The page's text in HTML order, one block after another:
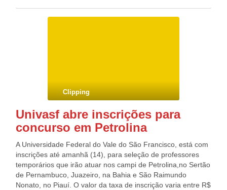
Hotel, local que acontecerá o lançamento. A Van estará
Clipping
Univasf abre inscrições para
concurso em Petrolina
A Universidade Federal do Vale do São Francisco, está com
inscrições até amanhã (14), para seleção de professores
temporários que irão atuar nos campi de Petrolina,no Sertão
de Pernambuco, Juazeiro, na Bahia e São Raimundo
Nonato, no Piauí. O valor da taxa de inscrição varia entre R$